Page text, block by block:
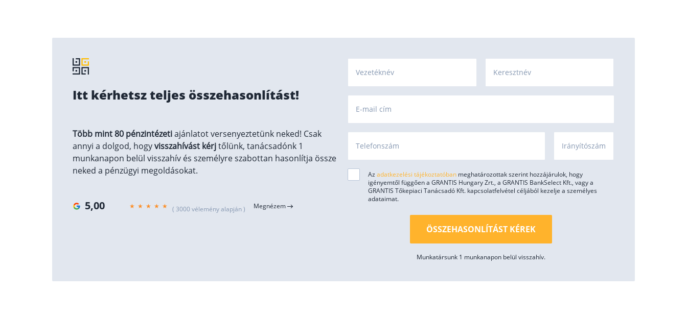
Itt kérhetsz teljes összehasonlítást!
Több mint 80 pénzintézetiajánlatot versenyeztetünk neked! Csak
annyi a dolgod, hogyvisszahívást kérjtőlünk, tanácsadónk 1
munkanapon belül visszahív és személyre szabottan hasonlítja össze
neked a pénzügyi megoldásokat.
5,00 ( 3000 vélemény alapján ) Megnézem
Vezetéknév Keresztnév
E-mail cím
Telefonszám Irányítószám
Az adatkezelési tájékoztatóbanmeghatározottak szerint hozzájárulok, hogy
igényemtől függően a GRANTIS Hungary Zrt., a GRANTIS BankSelect Kft., vagy a
GRANTIS Tőkepiaci Tanácsadó Kft. kapcsolatfelvétel céljából kezelje a személyes
adataimat.
ÖSSZEHASONLÍTÁST KÉREK
Munkatársunk 1 munkanapon belül visszahív.